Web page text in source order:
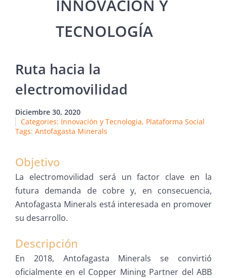
Ruta hacia la
electromovilidad
Diciembre 30, 2020
Categories: Innovación y Tecnologia, Plataforma Social
Tags: Antofagasta Minerals
Objetivo
La electromovilidad será un factor clave en la
futura demanda de cobre y, en consecuencia,
Antofagasta Minerals está interesada en promover
su desarrollo.
Descripción
En 2018, Antofagasta Minerals se convirtió
oficialmente en el Copper Mining Partner del ABB